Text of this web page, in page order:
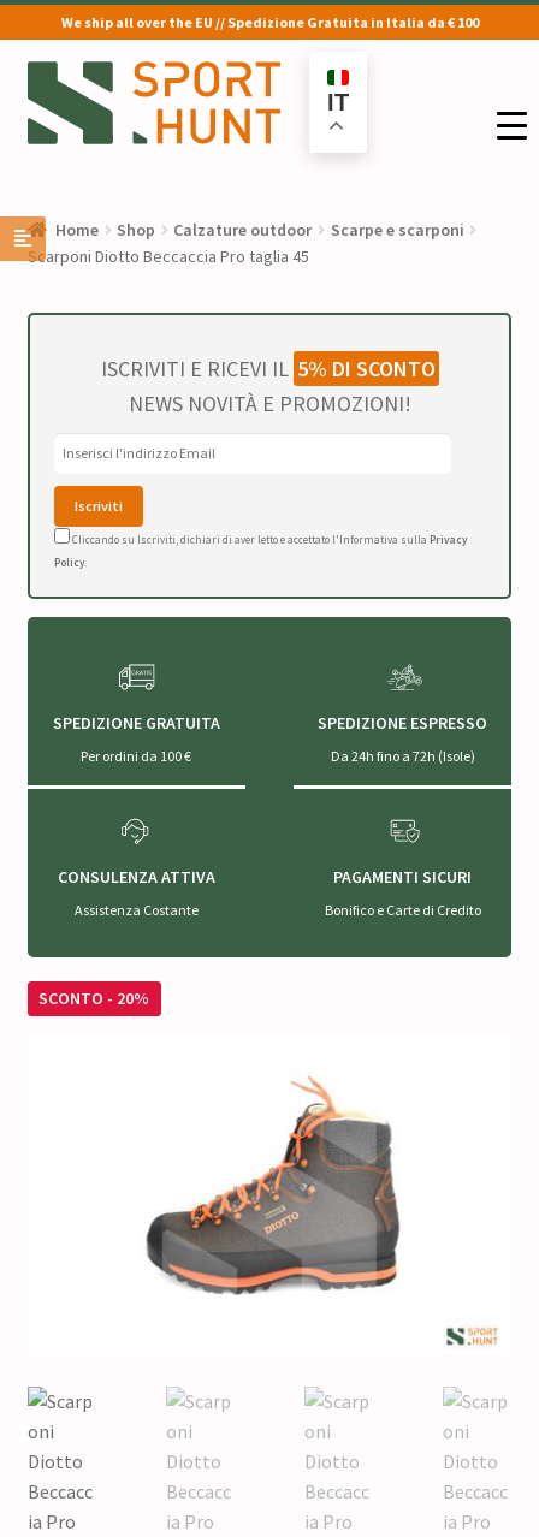
We ship all over the EU // Spedizione Gratuita in Italia da € 100
Vai
alla
navigazione
Vai
al
contenuto
IT
Home Shop Calzature outdoor
Scarpe e scarponi
Scarponi Diotto Beccaccia Pro taglia 45
ISCRIVITI E RICEVI IL 5% DI SCONTO
NEWS NOVITÀ E PROMOZIONI!
Cliccando su Iscriviti, dichiari di aver letto e accettato l'Informativa sulla Privacy
Policy.
SPEDIZIONE GRATUITA
Per ordini da 100 €
SPEDIZIONE ESPRESSO
Da 24h fino a 72h (Isole)
CONSULENZA ATTIVA
Assistenza Costante
PAGAMENTI SICURI
Bonifico e Carte di Credito
SCONTO - 20%